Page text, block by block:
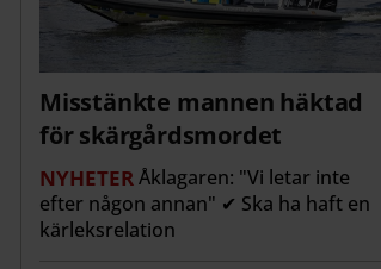
Misstänkte mannen häktad
för skärgårdsmordet
NYHETERÅklagaren: "Vi letar inte
efter någon annan" ✔ Ska ha haft en
kärleksrelation